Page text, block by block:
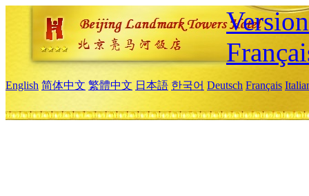
English 简体中文 繁體中文 日本語 한국어 Deutsch Français